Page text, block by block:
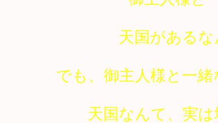
天国がある
でも、御主人様と一
天国なんて、実